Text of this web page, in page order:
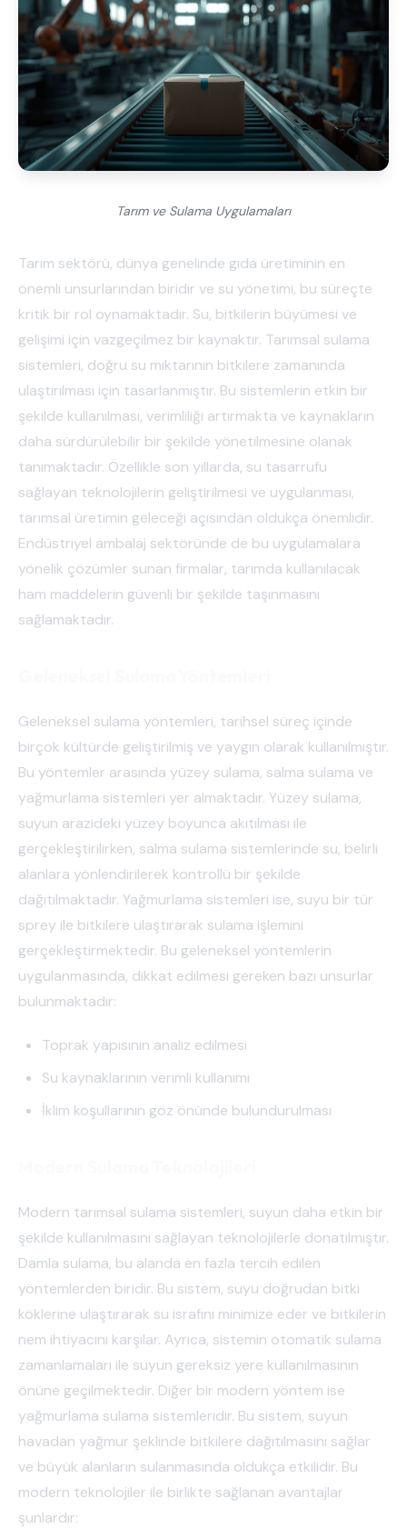
Tarım ve Sulama Uygulamaları
Tarım sektörü, dünya genelinde gıda üretiminin en
önemli unsurlarından biridir ve su yönetimi, bu süreçte
kritik bir rol oynamaktadır. Su, bitkilerin büyümesi ve
gelişimi için vazgeçilmez bir kaynaktır. Tarımsal sulama
sistemleri, doğru su miktarının bitkilere zamanında
ulaştırılması için tasarlanmıştır. Bu sistemlerin etkin bir
şekilde kullanılması, verimliliği artırmakta ve kaynakların
daha sürdürülebilir bir şekilde yönetilmesine olanak
tanımaktadır. Özellikle son yıllarda, su tasarrufu
sağlayan teknolojilerin geliştirilmesi ve uygulanması,
tarımsal üretimin geleceği açısından oldukça önemlidir.
Endüstriyel ambalaj sektöründe de bu uygulamalara
yönelik çözümler sunan firmalar, tarımda kullanılacak
ham maddelerin güvenli bir şekilde taşınmasını
sağlamaktadır.
Geleneksel sulama yöntemleri, tarihsel süreç içinde
birçok kültürde geliştirilmiş ve yaygın olarak kullanılmıştır.
Bu yöntemler arasında yüzey sulama, salma sulama ve
yağmurlama sistemleri yer almaktadır. Yüzey sulama,
suyun arazideki yüzey boyunca akıtılması ile
gerçekleştirilirken, salma sulama sistemlerinde su, belirli
alanlara yönlendirilerek kontrollü bir şekilde
dağıtılmaktadır. Yağmurlama sistemleri ise, suyu bir tür
sprey ile bitkilere ulaştırarak sulama işlemini
gerçekleştirmektedir. Bu geleneksel yöntemlerin
uygulanmasında, dikkat edilmesi gereken bazı unsurlar
bulunmaktadır:
Toprak yapısının analiz edilmesi
Su kaynaklarının verimli kullanımı
İklim koşullarının göz önünde bulundurulması
Modern tarımsal sulama sistemleri, suyun daha etkin bir
şekilde kullanılmasını sağlayan teknolojilerle donatılmıştır.
Damla sulama, bu alanda en fazla tercih edilen
yöntemlerden biridir. Bu sistem, suyu doğrudan bitki
köklerine ulaştırarak su israfını minimize eder ve bitkilerin
nem ihtiyacını karşılar. Ayrıca, sistemin otomatik sulama
zamanlamaları ile suyun gereksiz yere kullanılmasının
önüne geçilmektedir. Diğer bir modern yöntem ise
yağmurlama sulama sistemleridir. Bu sistem, suyun
havadan yağmur şeklinde bitkilere dağıtılmasını sağlar
ve büyük alanların sulanmasında oldukça etkilidir. Bu
modern teknolojiler ile birlikte sağlanan avantajlar
şunlardır: